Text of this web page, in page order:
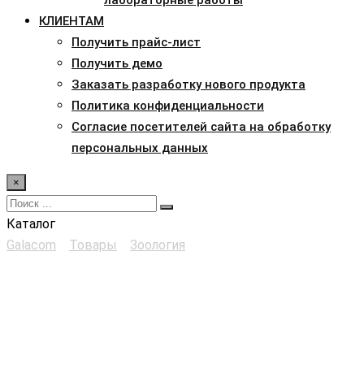
КЛИЕНТАМ
Получить прайс-лист
Получить демо
Заказать разработку нового продукта
Политика конфиденциальности
Согласие посетителей сайта на обработку
персональных данных
×
Каталог
Galacom
Товары Зоология